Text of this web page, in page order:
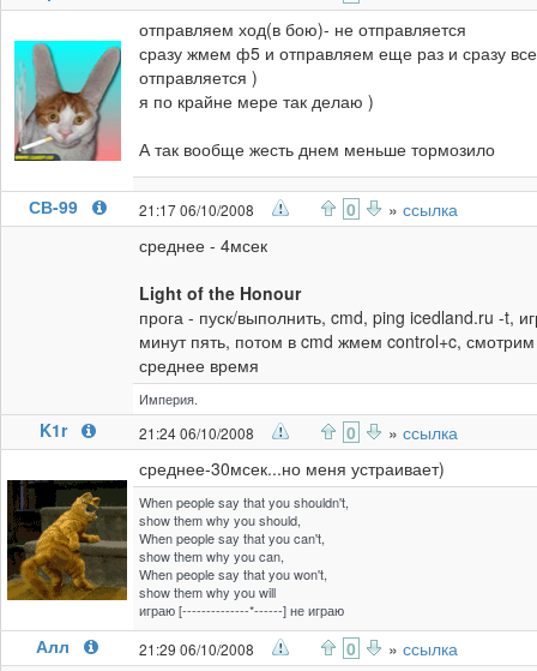
отправляем ход(в бою)- не отправляется
сразу жмем ф5 и отправляем еще раз и сразу все
отправляется )
я по крайне мере так делаю )
А так вообще жесть днем меньше тормозило
СВ-99 21:17 06/10/2008 0 » ссылка
среднее - 4мсек
Light of the Honour
прога - пуск/выполнить, cmd, ping icedland.ru -t,
минут пять, потом в cmd жмем control+c, смотрим
среднее время
Империя.
K1r 21:24 06/10/2008 0 » ссылка
среднее-30мсек...но меня устраивает)
When people say that you shouldn't,
show them why you should,
When people say that you can't,
show them why you can,
When people say that you won't,
show them why you will
играю [--------------*------] не играю
Алл 21:29 06/10/2008 0 » ссылка